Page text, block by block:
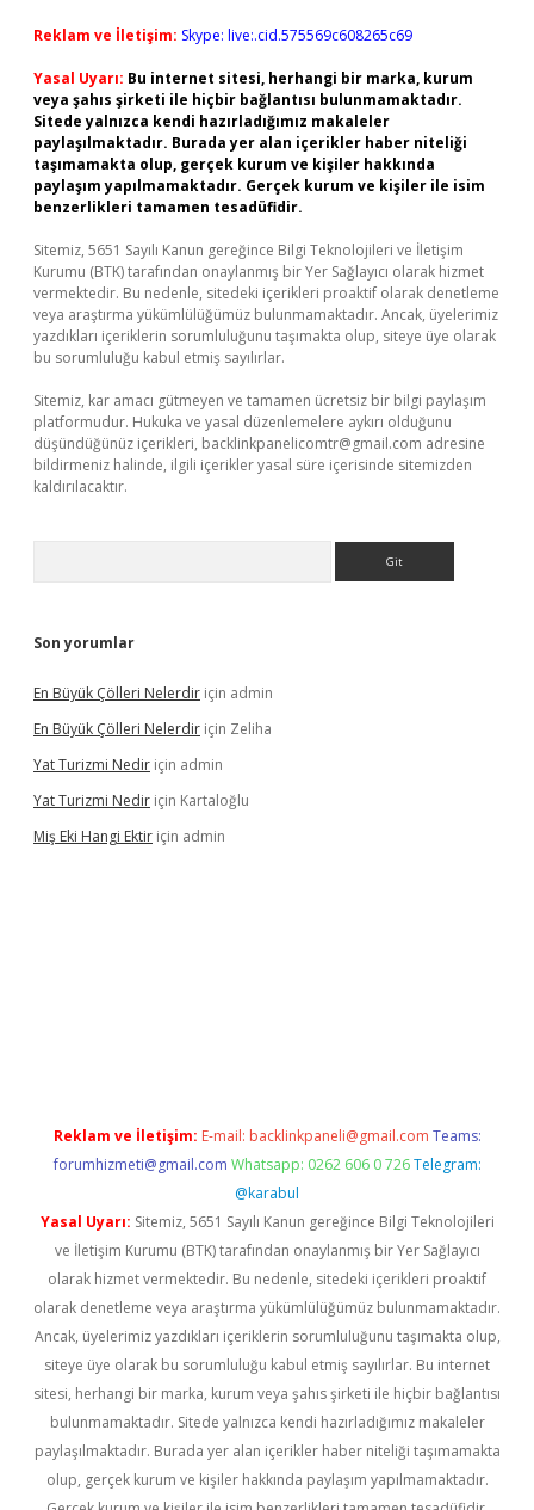
Reklam ve İletişim: Skype: live:.cid.575569c608265c69
Yasal Uyarı: Bu internet sitesi, herhangi bir marka, kurum
veya şahıs şirketi ile hiçbir bağlantısı bulunmamaktadır.
Sitede yalnızca kendi hazırladığımız makaleler
paylaşılmaktadır. Burada yer alan içerikler haber niteliği
taşımamakta olup, gerçek kurum ve kişiler hakkında
paylaşım yapılmamaktadır. Gerçek kurum ve kişiler ile isim
benzerlikleri tamamen tesadüfidir.
Sitemiz, 5651 Sayılı Kanun gereğince Bilgi Teknolojileri ve İletişim
Kurumu (BTK) tarafından onaylanmış bir Yer Sağlayıcı olarak hizmet
vermektedir. Bu nedenle, sitedeki içerikleri proaktif olarak denetleme
veya araştırma yükümlülüğümüz bulunmamaktadır. Ancak, üyelerimiz
yazdıkları içeriklerin sorumluluğunu taşımakta olup, siteye üye olarak
bu sorumluluğu kabul etmiş sayılırlar.
Sitemiz, kar amacı gütmeyen ve tamamen ücretsiz bir bilgi paylaşım
platformudur. Hukuka ve yasal düzenlemelere aykırı olduğunu
düşündüğünüz içerikleri, backlinkpanelicomtr@gmail.com adresine
bildirmeniz halinde, ilgili içerikler yasal süre içerisinde sitemizden
kaldırılacaktır.
Son yorumlar
En Büyük Çölleri Nelerdir için admin
En Büyük Çölleri Nelerdir için Zeliha
Yat Turizmi Nedir için admin
Yat Turizmi Nedir için Kartaloğlu
Miş Eki Hangi Ektir için admin
Reklam ve İletişim: E-mail: backlinkpaneli@gmail.com Teams:
forumhizmeti@gmail.com Whatsapp: 0262 606 0 726 Telegram:
@karabul
Yasal Uyarı: Sitemiz, 5651 Sayılı Kanun gereğince Bilgi Teknolojileri
ve İletişim Kurumu (BTK) tarafından onaylanmış bir Yer Sağlayıcı
olarak hizmet vermektedir. Bu nedenle, sitedeki içerikleri proaktif
olarak denetleme veya araştırma yükümlülüğümüz bulunmamaktadır.
Ancak, üyelerimiz yazdıkları içeriklerin sorumluluğunu taşımakta olup,
siteye üye olarak bu sorumluluğu kabul etmiş sayılırlar. Bu internet
sitesi, herhangi bir marka, kurum veya şahıs şirketi ile hiçbir bağlantısı
bulunmamaktadır. Sitede yalnızca kendi hazırladığımız makaleler
paylaşılmaktadır. Burada yer alan içerikler haber niteliği taşımamakta
olup, gerçek kurum ve kişiler hakkında paylaşım yapılmamaktadır.